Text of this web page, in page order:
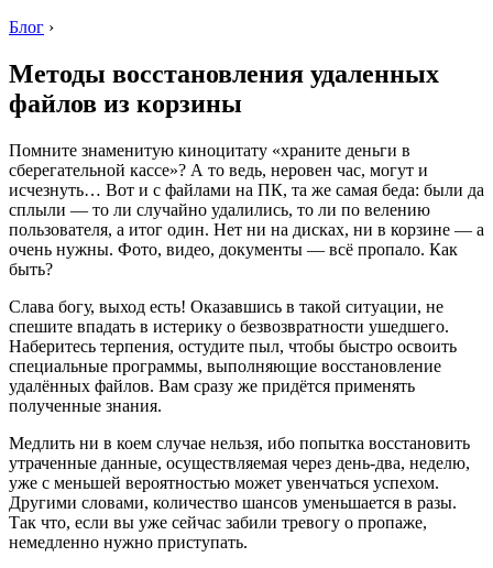
Блог ›
Методы восстановления удаленных
файлов из корзины
Помните знаменитую киноцитату «храните деньги в
сберегательной кассе»? А то ведь, неровен час, могут и
исчезнуть… Вот и с файлами на ПК, та же самая беда: были да
сплыли — то ли случайно удалились, то ли по велению
пользователя, а итог один. Нет ни на дисках, ни в корзине — а
очень нужны. Фото, видео, документы — всё пропало. Как
быть?
Слава богу, выход есть! Оказавшись в такой ситуации, не
спешите впадать в истерику о безвозвратности ушедшего.
Наберитесь терпения, остудите пыл, чтобы быстро освоить
специальные программы, выполняющие восстановление
удалённых файлов. Вам сразу же придётся применять
полученные знания.
Медлить ни в коем случае нельзя, ибо попытка восстановить
утраченные данные, осуществляемая через день-два, неделю,
уже с меньшей вероятностью может увенчаться успехом.
Другими словами, количество шансов уменьшается в разы.
Так что, если вы уже сейчас забили тревогу о пропаже,
немедленно нужно приступать.